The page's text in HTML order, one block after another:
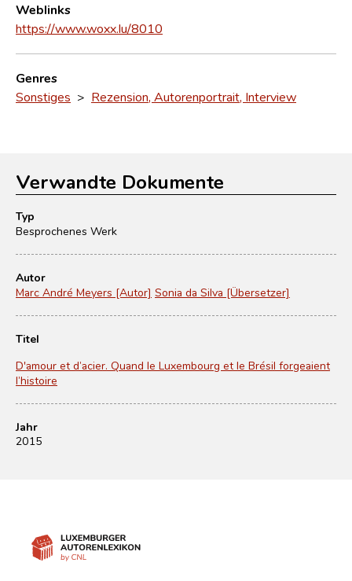
Weblinks
https://www.woxx.lu/8010
Genres
Sonstiges > Rezension, Autorenportrait, Interview
Verwandte Dokumente
Typ
Besprochenes Werk
Autor
Marc André Meyers [Autor] Sonia da Silva [Übersetzer]
Titel
D'amour et d’acier. Quand le Luxembourg et le Brésil forgeaient
l’histoire
Jahr
2015